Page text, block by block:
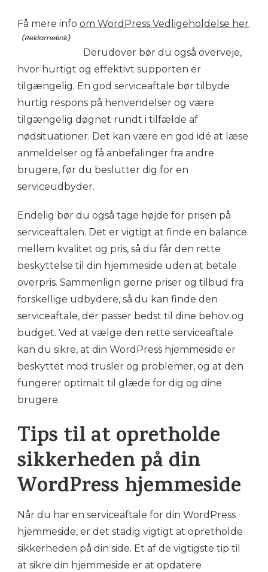
Få mere info om WordPress Vedligeholdelse her.
Derudover bør du også overveje,
hvor hurtigt og effektivt supporten er
tilgængelig. En god serviceaftale bør tilbyde
hurtig respons på henvendelser og være
tilgængelig døgnet rundt i tilfælde af
nødsituationer. Det kan være en god idé at læse
anmeldelser og få anbefalinger fra andre
brugere, før du beslutter dig for en
serviceudbyder.
Endelig bør du også tage højde for prisen på
serviceaftalen. Det er vigtigt at finde en balance
mellem kvalitet og pris, så du får den rette
beskyttelse til din hjemmeside uden at betale
overpris. Sammenlign gerne priser og tilbud fra
forskellige udbydere, så du kan finde den
serviceaftale, der passer bedst til dine behov og
budget. Ved at vælge den rette serviceaftale
kan du sikre, at din WordPress hjemmeside er
beskyttet mod trusler og problemer, og at den
fungerer optimalt til glæde for dig og dine
brugere.
Tips til at opretholde
sikkerheden på din
WordPress hjemmeside
Når du har en serviceaftale for din WordPress
hjemmeside, er det stadig vigtigt at opretholde
sikkerheden på din side. Et af de vigtigste tip til
at sikre din hjemmeside er at opdatere